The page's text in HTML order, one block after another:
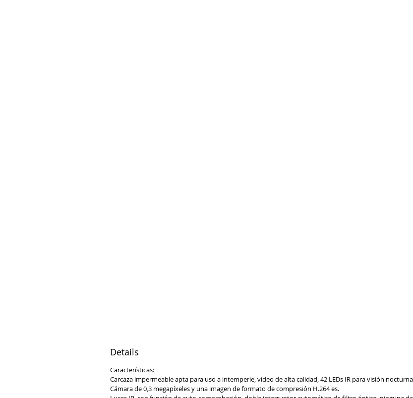
Details
Características:
Carcaza impermeable apta para uso a intemperie, vídeo de alta calidad, 42 LEDs IR para visión
Cámara de 0,3 megapíxeles y una imagen de formato de compresión H.264 es.